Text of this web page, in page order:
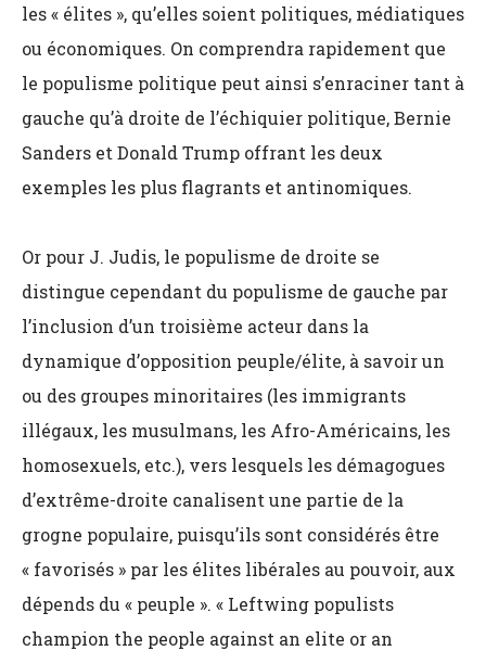
les « élites », qu’elles soient politiques, médiatiques
ou économiques. On comprendra rapidement que
le populisme politique peut ainsi s’enraciner tant à
gauche qu’à droite de l’échiquier politique, Bernie
Sanders et Donald Trump offrant les deux
exemples les plus flagrants et antinomiques.
Or pour J. Judis, le populisme de droite se
distingue cependant du populisme de gauche par
l’inclusion d’un troisième acteur dans la
dynamique d’opposition peuple/élite, à savoir un
ou des groupes minoritaires (les immigrants
illégaux, les musulmans, les Afro-Américains, les
homosexuels, etc.), vers lesquels les démagogues
d’extrême-droite canalisent une partie de la
grogne populaire, puisqu’ils sont considérés être
« favorisés » par les élites libérales au pouvoir, aux
dépends du « peuple ». « Leftwing populists
champion the people against an elite or an